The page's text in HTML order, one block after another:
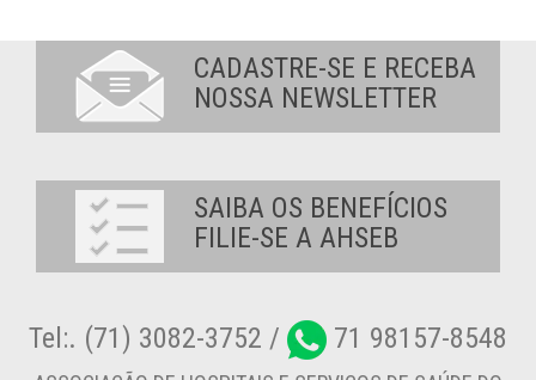
CADASTRE-SE E RECEBA
NOSSA NEWSLETTER
SAIBA OS BENEFÍCIOS
FILIE-SE A AHSEB
Tel:. (71) 3082-3752 / 71 98157-8548